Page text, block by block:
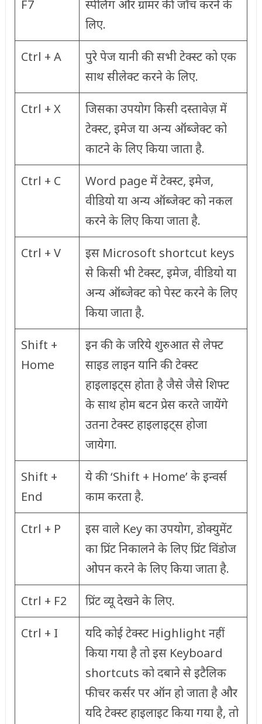
F7
स्पेलिंग और ग्रामर की जाँच करने के
लिए.
Ctrl + A
पुरे पेज यानी की सभी टेक्स्ट को एक
साथ सीलेक्ट करने के लिए.
Ctrl + X
जिसका उपयोग किसी दस्तावेज़ में
टेक्स्ट, इमेज या अन्य ऑब्जेक्ट को
काटने के लिए किया जाता है.
Ctrl + C
Word page में टेक्स्ट, इमेज,
वीडियो या अन्य ऑब्जेक्ट को नकल
करने के लिए किया जाता है.
Ctrl + V
इस Microsoft shortcut keys
से किसी भी टेक्स्ट, इमेज, वीडियो या
अन्य ऑब्जेक्ट को पेस्ट करने के लिए
किया जाता है.
Shift +
Home
इन की के जरिये शुरुआत से लेफ्ट
साइड लाइन यानि की टेक्स्ट
हाइलाइट्स होता है जैसे जैसे शिफ्ट
के साथ होम बटन प्रेस करते जायेंगे
उतना टेक्स्ट हाइलाइट्स होजा
जायेगा.
Shift +
End
ये की ‘Shift + Home’ के इन्वर्स
काम करता है.
Ctrl + P
इस वाले Key का उपयोग, डोक्युमेंट
का प्रिंट निकालने के लिए प्रिंट विंडोज
ओपन करने के लिए किया जाता है.
Ctrl + F2 प्रिंट व्यू देखने के लिए.
Ctrl + I
यदि कोई टेक्स्ट Highlight नहीं
किया गया है तो इस Keyboard
shortcuts को दबाने से इटैलिक
फीचर कर्सर पर ऑन हो जाता है और
यदि टेक्स्ट हाइलाइट किया गया है, तो